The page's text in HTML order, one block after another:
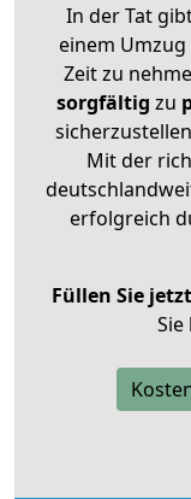
In der Tat
einem Umzug
Zeit zu
sorgfältig zu
Mit der
erfolgreich
Füllen Sie